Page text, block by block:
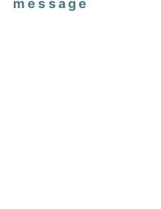
message